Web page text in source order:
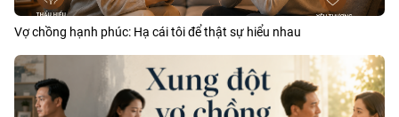
Vợ chồng hạnh phúc: Hạ cái tôi để thật sự hiểu nhau